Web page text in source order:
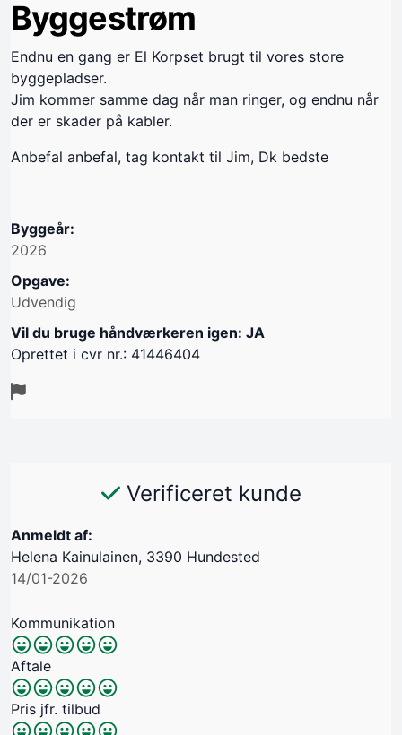
Byggestrøm
Endnu en gang er El Korpset brugt til vores store
byggepladser.
Jim kommer samme dag når man ringer, og endnu når
der er skader på kabler.
Anbefal anbefal, tag kontakt til Jim, Dk bedste
Byggeår:
2026
Opgave:
Udvendig
Vil du bruge håndværkeren igen: JA
Oprettet i cvr nr.: 41446404
Verificeret kunde
Anmeldt af:
Helena Kainulainen, 3390 Hundested
14/01-2026
Kommunikation
Aftale
Pris jfr. tilbud